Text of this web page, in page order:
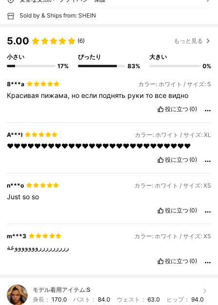
Sold by & Ships from: SHEIN
5.00 (6) もっと見る
小さい
17%
ぴったり
83%
大きい
0%
8***a カラー: ホワイト / サイズ: S
Красивая пижама, ноесли поднять рукито все видно
役に立つ (0)
A***l カラー: ホワイト / サイズ: XL
❤️❤️❤️❤️❤️❤️❤️❤️❤️❤️❤️❤️❤️❤️❤️❤️❤️❤️❤️❤️❤️❤️❤️❤️❤️❤️❤️
役に立つ (0)
n***o カラー: ホワイト / サイズ: XS
Justsoso
役に立つ (0)
m***3 カラー: ホワイト / サイズ: XS
ررررررررروووووووعة
役に立つ (0)
モデル着用アイテム:S
身長： 170.0 バスト：84.0 ウェスト： 63.0 ヒップ： 94.0